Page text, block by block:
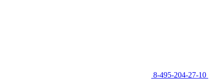
8-495-204-27-10